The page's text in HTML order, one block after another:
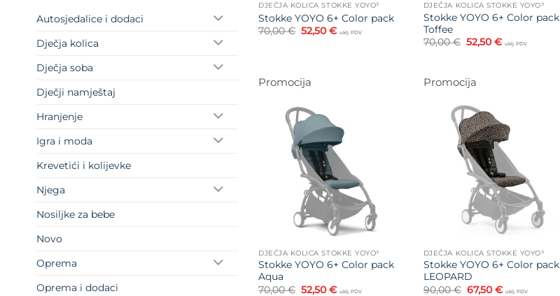
Autosjedalice i dodaci
Dječja kolica
Dječja soba
Dječji namještaj
Hranjenje
Igra i moda
Krevetići i kolijevke
Njega
Nosiljke za bebe
Novo
Oprema
Oprema i dodaci
DJEČJA KOLICA STOKKE YOYO³
Stokke YOYO 6+ Color pack
70,00€ Izvorna
cijena
52,50€Trenutna
cijena
uklj. PDV
DJEČJA KOLICA STOKKE YOYO³
Stokke YOYO 6+ Color pack
Toffee
70,00€ Izvorna
cijena
70,00 €.
52,50€Trenutna
cijena
uklj. PDV
Promocija
DJEČJA KOLICA STOKKE YOYO³
Stokke YOYO 6+ Color pack
Aqua
70,00€ Izvorna
52,50€Trenutna
uklj. PDV
Promocija
DJEČJA KOLICA STOKKE YOYO³
Stokke YOYO 6+ Color pack
LEOPARD
90,00€ Izvorna
67,50€Trenutna
uklj. PDV